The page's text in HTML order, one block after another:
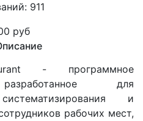
911
руб
- программное
для
и
рабочих мест,